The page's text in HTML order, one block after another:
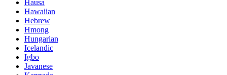
Hausa
Hawaiian
Hebrew
Hmong
Hungarian
Icelandic
Igbo
Javanese